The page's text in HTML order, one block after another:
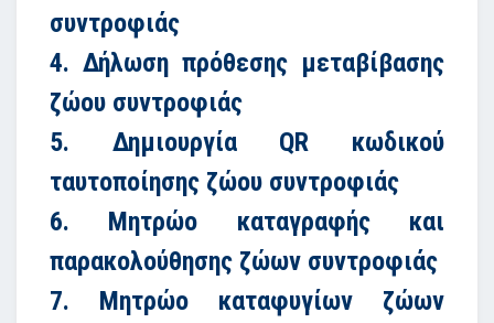
συντροφιάς
4. Δήλωση πρόθεσης μεταβίβασης
ζώου συντροφιάς
5. Δημιουργία QR κωδικού
ταυτοποίησης ζώου συντροφιάς
6. Μητρώο καταγραφής και
παρακολούθησης ζώων συντροφιάς
7. Μητρώο καταφυγίων ζώων